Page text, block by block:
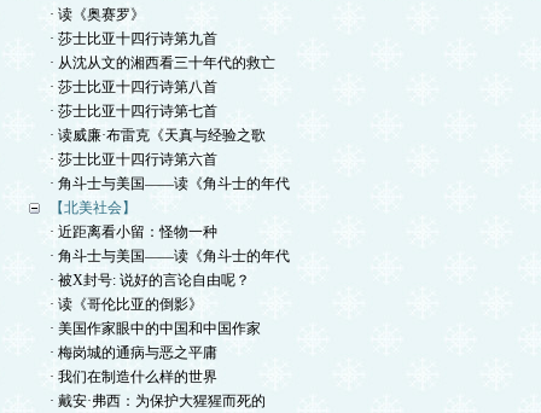
· 读《奥赛罗》
· 莎士比亚十四行诗第九首
· 从沈从文的湘西看三十年代的救亡
· 莎士比亚十四行诗第八首
· 莎士比亚十四行诗第七首
· 读威廉·布雷克《天真与经验之歌
· 莎士比亚十四行诗第六首
· 角斗士与美国——读《角斗士的年代
【北美社会】
· 近距离看小留：怪物一种
· 角斗士与美国——读《角斗士的年代
· 被X封号: 说好的言论自由呢？
· 读《哥伦比亚的倒影》
· 美国作家眼中的中国和中国作家
· 梅岗城的通病与恶之平庸
· 我们在制造什么样的世界
· 戴安·弗西：为保护大猩猩而死的